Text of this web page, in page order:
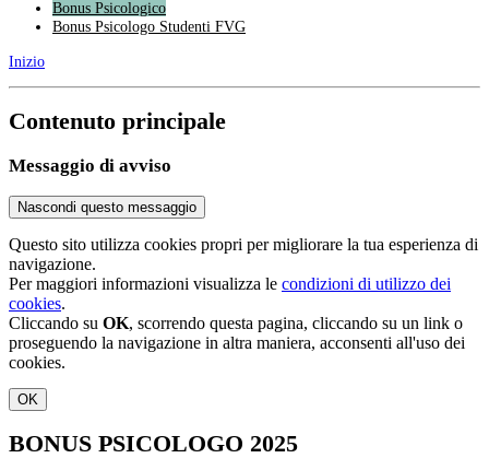
Bonus Psicologico
Bonus Psicologo Studenti FVG
Inizio
Contenuto principale
Messaggio di avviso
Nascondi questo messaggio
Questo sito utilizza cookies propri per migliorare la tua esperienza di
navigazione.
Per maggiori informazioni visualizza le condizioni di utilizzo dei
cookies.
Cliccando su OK, scorrendo questa pagina, cliccando su un link o
proseguendo la navigazione in altra maniera, acconsenti all'uso dei
cookies.
OK
BONUS PSICOLOGO 2025